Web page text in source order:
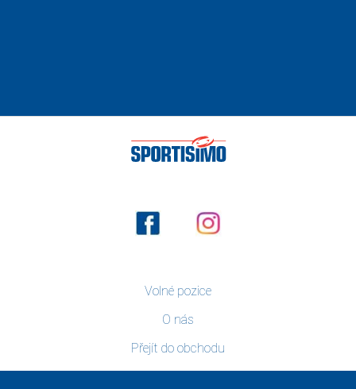
Volné pozice
O nás
Přejít do obchodu